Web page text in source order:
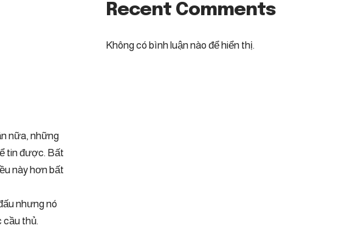
nữa, những
tin được. Bất
này hơn bất
nhưng nó
cầu thủ.
Recent Comments
Không có bình luận nào để hiển thị.